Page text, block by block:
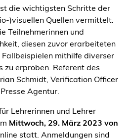
die wichtigsten Schritte der
)visuellen Quellen vermittelt.
Teilnehmerinnen und
diesen zuvor erarbeiteten
mithilfe diverser
zu erproben. Referent des
Schmidt, Verification Officer
Agentur.
Lehrerinnen und Lehrer
Mittwoch, 29. März 2023 von
statt. Anmeldungen sind